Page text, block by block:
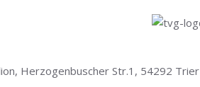
Herzogenbuscher Str.1, 54292 Trier